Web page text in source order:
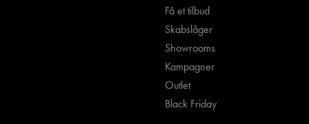
Få et tilbud
Skabslåger
Showrooms
Kampagner
Outlet
Black Friday